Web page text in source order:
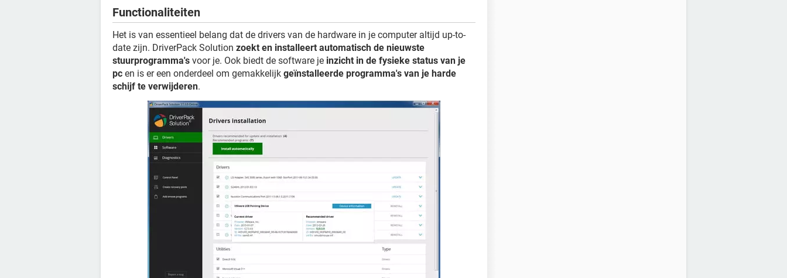
Functionaliteiten
Het is van essentieel belang dat de drivers van de hardware in je computer altijd up-to-
date zijn. DriverPack Solution zoekt en installeert automatisch de nieuwste
stuurprogramma's voor je. Ook biedt de software je inzicht in de fysieke status van je
pc en is er een onderdeel om gemakkelijk geïnstalleerde programma's van je harde
schijf te verwijderen.